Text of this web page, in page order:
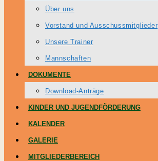
Über uns
Vorstand und Ausschussmitglieder
Unsere Trainer
Mannschaften
DOKUMENTE
Download-Anträge
KINDER UND JUGENDFÖRDERUNG
KALENDER
GALERIE
MITGLIEDERBEREICH